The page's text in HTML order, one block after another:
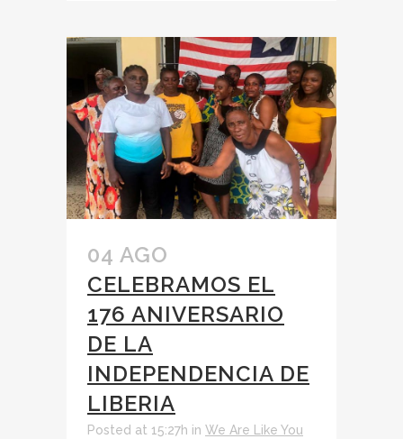
04 AGO
CELEBRAMOS EL
176 ANIVERSARIO
DE LA
INDEPENDENCIA DE
LIBERIA
Posted at 15:27h in We Are Like You